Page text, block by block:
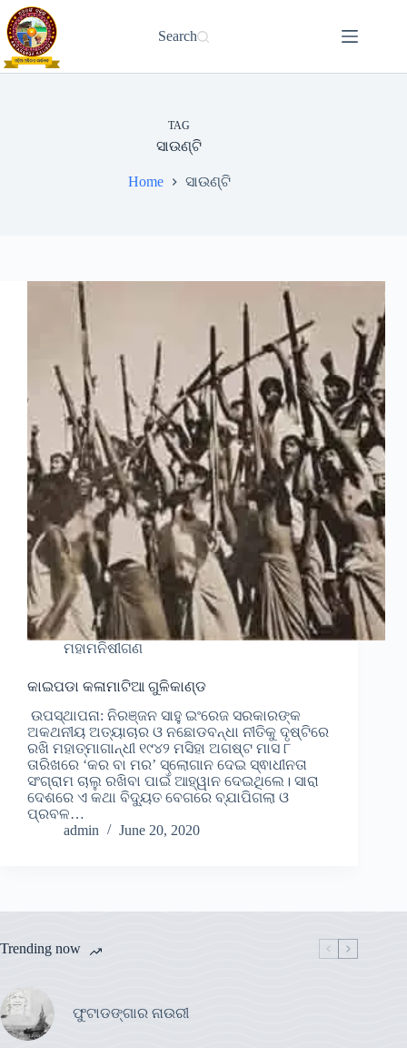
Skip
to
content
Search
TAG
ସାଉଣ୍ଟି
Home ସାଉଣ୍ଟି
ମହାମନିଷୀଗଣ
କାଇପଡା କଳାମାଟିଆ ଗୁଳିକାଣ୍ଡ
ଉପସ୍ଥାପନା: ନିରଞ୍ଜନ ସାହୁ ଇଂରେଜ ସରକାରଙ୍କ
ଅକଥନୀୟ ଅତ୍ୟାଚାର ଓ ନଛୋଡବନ୍ଧା ନୀତିକୁ ଦୃଷ୍ଟିରେ
ରଖି ମହାତ୍ମାଗାନ୍ଧୀ ୧୯୪୨ ମସିହା ଅଗଷ୍ଟ ମାସ ୮
ତାରିଖରେ ‘କର ବା ମର’ ସ୍ଲୋଗାନ ଦେଇ ସ୍ଵାଧୀନତା
ସଂଗ୍ରାମ ଚାଲୁ ରଖିବା ପାଇଁ ଆହ୍ୱାନ ଦେଇଥିଲେ। ସାରା
ଦେଶରେ ଏ କଥା ବିଦ୍ୟୁତ ବେଗରେ ବ୍ଯାପିଗଲା ଓ
ପ୍ରବଳ…
admin
June 20, 2020
Trending now
ଫୁଟାଡଙ୍ଗାର ନାଉରୀ